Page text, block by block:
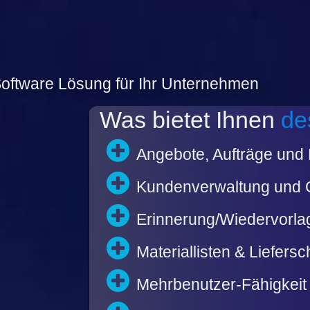
Lösung für Ihr Unternehmen
Was bietet Ihnen
Angebote, Aufträge
Kundenverwaltung und
Erinnerung/
Materiallisten &
Mehrbenutzer-Fähigkeit